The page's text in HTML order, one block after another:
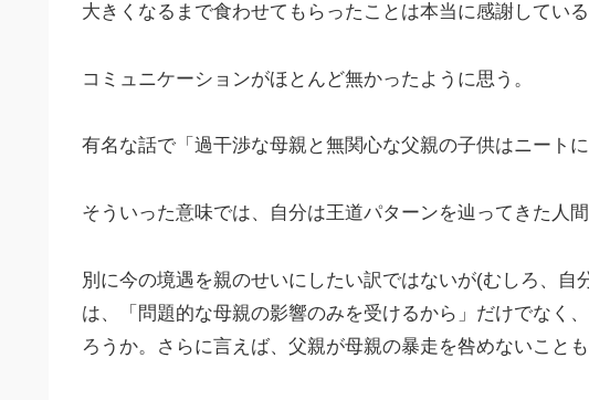
大きくなるまで食わせてもらったことは本当に感謝してい
コミュニケーションがほとんど無かったように思う。
有名な話で「過干渉な母親と無関心な父親の子供はニート
そういった意味では、自分は王道パターンを辿ってきた人間
別に今の境遇を親のせいにしたい訳ではないが(むしろ、
は、「問題的な母親の影響のみを受けるから」だけでなく
ろうか。さらに言えば、父親が母親の暴走を咎めないことも